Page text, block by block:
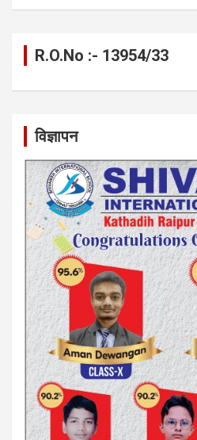
R.O.No :- 13954/33
विज्ञापन